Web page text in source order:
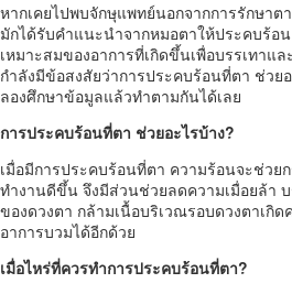
หากเคยไปพบจักษุแพทย์นอกจากการรักษาต
มักได้รับคำแนะนำจากหมอตาให้ประคบร้อ
เหมาะสมของอาการที่เกิดขึ้นเพื่อบรรเทาแ
กำลังมีข้อสงสัยว่าการประคบร้อนที่ตา ช่ว
ลองศึกษาข้อมูลแล้วทำตามกันได้เลย
การประคบร้อนที่ตา ช่วยอะไรบ้าง?
เมื่อมีการประคบร้อนที่ตา ความร้อนจะช่วย
ทำงานดีขึ้น จึงมีส่วนช่วยลดความเมื่อยล้า บ
ของดวงตา กล้ามเนื้อบริเวณรอบดวงตาเกิ
อาการบวมได้อีกด้วย
เมื่อไหร่ที่ควรทำการประคบร้อนที่ตา?